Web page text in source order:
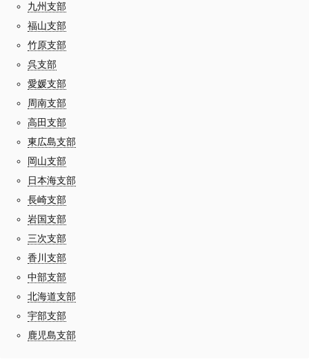
九州支部
福山支部
竹原支部
呉支部
愛媛支部
周南支部
高田支部
東広島支部
岡山支部
日本海支部
長崎支部
岩国支部
三次支部
香川支部
中部支部
北海道支部
宇部支部
鹿児島支部